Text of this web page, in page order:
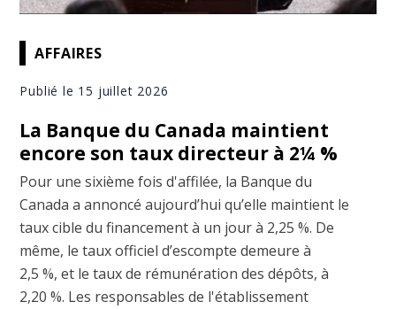
AFFAIRES
Publié le 15 juillet 2026
La Banque du Canada maintient
encore son taux directeur à 2¼ %
Pour une sixième fois d'affilée, la Banque du
Canada a annoncé aujourd’hui qu’elle maintient le
taux cible du financement à un jour à 2,25 %. De
même, le taux officiel d’escompte demeure à
2,5 %, et le taux de rémunération des dépôts, à
2,20 %. Les responsables de l'établissement